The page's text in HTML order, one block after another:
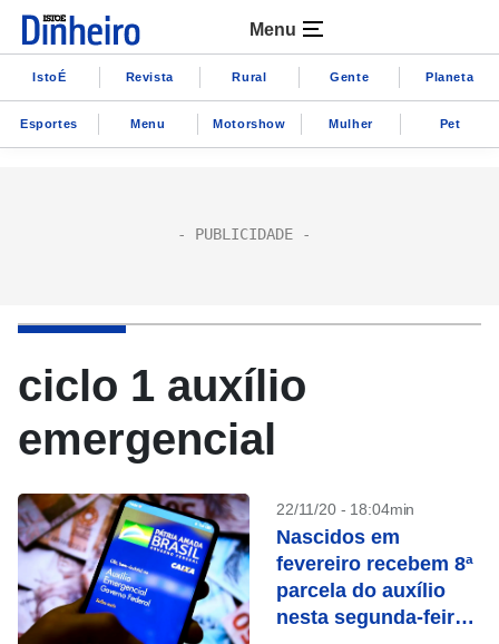
Menu
IstoÉ Revista Rural Gente Planeta
Esportes Menu Motorshow Mulher Pet
ciclo 1 auxílio
emergencial
22/11/20 - 18:04min
Nascidos em
fevereiro recebem 8ª
parcela do auxílio
nesta segunda-feira